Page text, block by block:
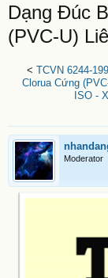
Dạng Đúc
(PVC-U)
< TCVN 6244-
Clorua Cứng
ISO -
Moderator